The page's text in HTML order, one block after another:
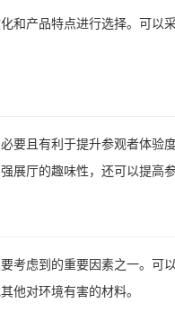
和产品特点进行选择。可
要且有利于提升参观者体验
展厅的趣味性，还可以提高
考虑到的重要因素之一。
他对环境有害的材料。